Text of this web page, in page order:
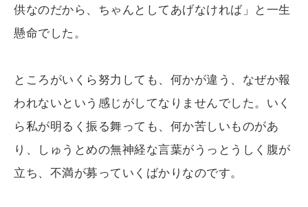
供なのだから、ちゃんとしてあげなければ」と一生
懸命でした。
ところがいくら努力しても、何かが違う、なぜか報
われないという感じがしてなりませんでした。いく
ら私が明るく振る舞っても、何か苦しいものがあ
り、しゅうとめの無神経な言葉がうっとうしく腹が
立ち、不満が募っていくばかりなのです。